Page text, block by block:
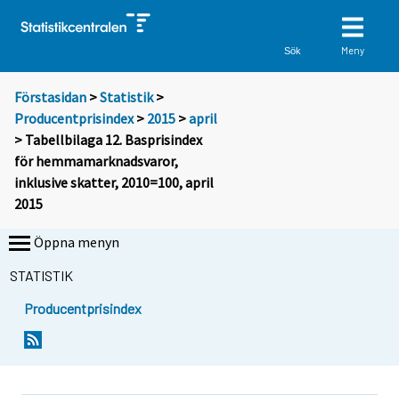
Sök Meny
Förstasidan >Statistik >
Producentprisindex> 2015 >april
> Tabellbilaga 12. Basprisindex
för hemmamarknadsvaror,
inklusive skatter, 2010=100, april
2015
Öppna menyn
STATISTIK
Producentprisindex